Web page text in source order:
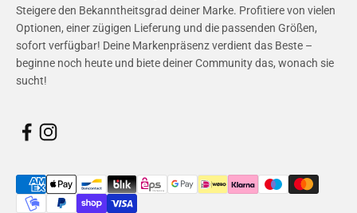
Steigere den Bekanntheitsgrad deiner Marke. Profitiere von vielen
Optionen, einer zügigen Lieferung und die passenden Größen,
sofort verfügbar! Deine Markenpräsenz verdient das Beste –
beginne noch heute und biete deiner Community das, wonach sie
sucht!